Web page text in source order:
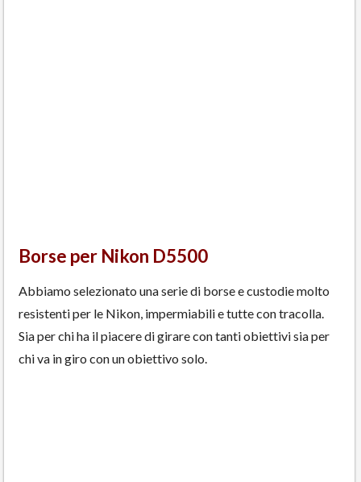
Borse per Nikon D5500
Abbiamo selezionato una serie di borse e custodie molto
resistenti per le Nikon, impermiabili e tutte con tracolla.
Sia per chi ha il piacere di girare con tanti obiettivi sia per
chi va in giro con un obiettivo solo.